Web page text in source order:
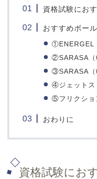
資格試験にお
おすすめボー
①ENERGEL
②SARASA（
③SARASA（
④ジェットス
⑤フリクショ
おわりに
資格試験にお